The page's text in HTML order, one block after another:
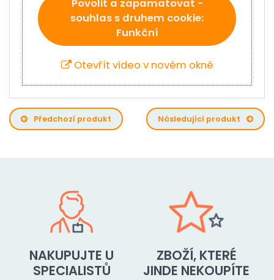
Povolit a zapamatovat -
souhlas s druhem cookie:
Funkční
Otevřít video v novém okně
Předchozí produkt Následující produkt
NAKUPUJTE U
SPECIALISTŮ
ZBOŽÍ, KTERÉ
JINDE NEKOUPÍTE